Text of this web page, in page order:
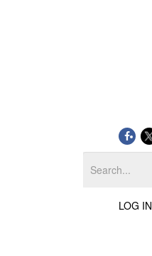
LOG IN